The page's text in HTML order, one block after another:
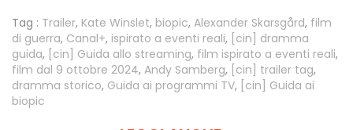
Tag : Trailer, Kate Winslet, biopic, Alexander Skarsgård, film
di guerra, Canal+, ispirato a eventi reali, [cin] dramma
guida, [cin] Guida allo streaming, film ispirato a eventi reali,
film dal 9 ottobre 2024, Andy Samberg, [cin] trailer tag,
dramma storico, Guida ai programmi TV, [cin] Guida ai
biopic